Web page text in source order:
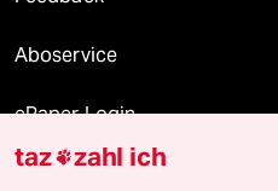
Aboservice
ePaper Login
Downloads für Abonnierende
taz zahl ich